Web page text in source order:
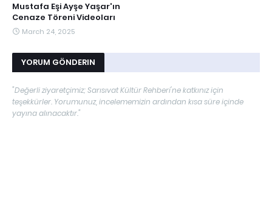
Mustafa Eşi Ayşe Yaşar'ın
Cenaze Töreni Videoları
March 24, 2025
YORUM GÖNDERIN
"Değerli ziyaretçimiz; Sarısıvat Kültür Rehberi'ne katkınız için
teşekkürler. Yorumunuz, incelememizin ardından kısa süre içinde
yayına alınacaktır."